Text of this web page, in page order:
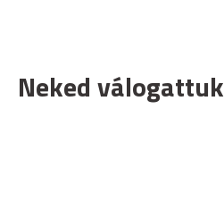
Neked válogattuk